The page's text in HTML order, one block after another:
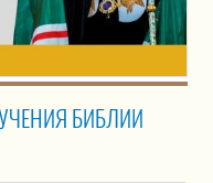
БИБЛИИ